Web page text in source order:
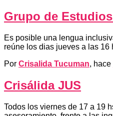
Grupo de
Es posible una lengua
reúne los dias jueves a las
Por Crisalida Tucuman, hace
Crisálida JUS
Todos los viernes de 17 a 19